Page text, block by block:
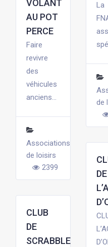
VOLANT
AU POT
PERCE
Faire
revivre
des
véhicules
anciens...
Associations
de loisirs
2399
La
de
CLUB
DE
SCRABBLE
DE